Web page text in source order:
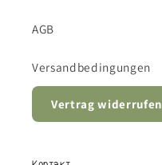
AGB
Versandbedingungen
Vertrag widerrufen